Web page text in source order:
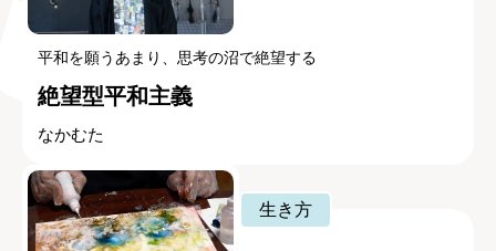
平和を願うあまり、思考の沼で絶望する
絶望型平和主義
なかむた
生き方